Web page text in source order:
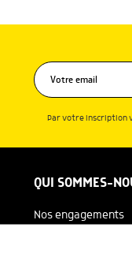
Par votre inscription
QUI SOMMES-
Nos engagements